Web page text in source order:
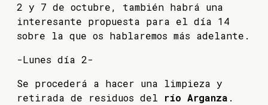
2 y 7 de octubre, también habrá una
interesante propuesta para el día 14
sobre la que os hablaremos más adelante.
-Lunes día 2-
Se procederá a hacer una limpieza y
retirada de residuos del río Arganza .